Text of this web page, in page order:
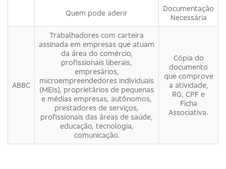
Quem pode aderir
Documentação
Necessária
ABBC
Trabalhadores com carteira
assinada em empresas que atuam
da área do comércio,
profissionais liberais,
empresários,
microempreendedores individuais
(MEIs), proprietários de pequenas
e médias empresas, autônomos,
prestadores de serviços,
profissionais das áreas de saúde,
educação, tecnologia,
comunicação.
Cópia do
documento
que comprove
a atividade,
RG, CPF e
Ficha
Associativa.